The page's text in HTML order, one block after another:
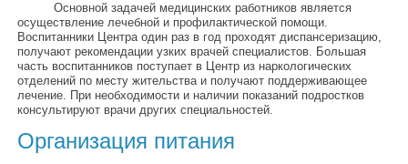
Основной задачей медицинских работников является
осуществление лечебной и профилактической помощи.
Воспитанники Центра один раз в год проходят диспансеризацию,
получают рекомендации узких врачей специалистов. Большая
часть воспитанников поступает в Центр из наркологических
отделений по месту жительства и получают поддерживающее
лечение. При необходимости и наличии показаний подростков
консультируют врачи других специальностей.
Организация питания